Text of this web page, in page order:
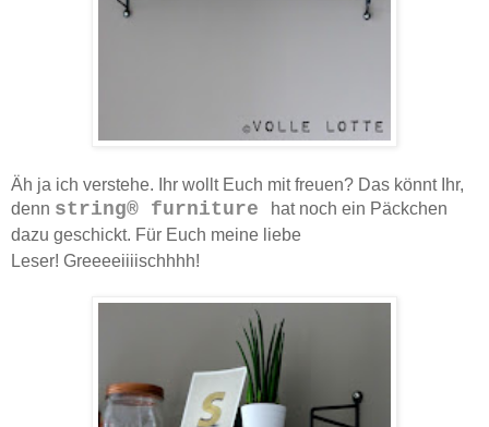
Äh ja ich verstehe. Ihr wollt Euch mit freuen? Das könnt Ihr,
denn string® furniture
hat noch ein Päckchen
dazu geschickt. Für Euch meine liebe
Leser! Greeeeiiiischhhh!